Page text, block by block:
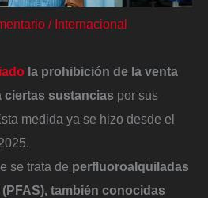
/ Internacional
la prohibición de la venta
ciertas sustancias por sus
medida ya se hizo desde el
se trata de perfluoroalquiladas
también conocidas